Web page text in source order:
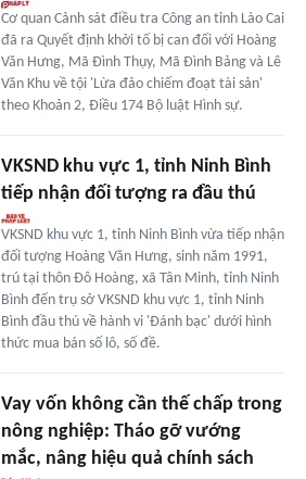
Cơ quan Cảnh sát điều tra Công an tỉnh Lào Cai
đã ra Quyết định khởi tố bị can đối với Hoàng
Văn Hưng, Mã Đình Thụy, Mã Đình Bảng và Lê
Văn Khu về tội 'Lừa đảo chiếm đoạt tài sản'
theo Khoản 2, Điều 174 Bộ luật Hình sự.
VKSND khu vực 1, tỉnh Ninh Bình
tiếp nhận đối tượng ra đầu thú
VKSND khu vực 1, tỉnh Ninh Bình vừa tiếp nhận
đối tượng Hoàng Văn Hưng, sinh năm 1991,
trú tại thôn Đô Hoàng, xã Tân Minh, tỉnh Ninh
Bình đến trụ sở VKSND khu vực 1, tỉnh Ninh
Bình đầu thú về hành vi 'Đánh bạc' dưới hình
thức mua bán số lô, số đề.
Vay vốn không cần thế chấp trong
nông nghiệp: Tháo gỡ vướng
mắc, nâng hiệu quả chính sách